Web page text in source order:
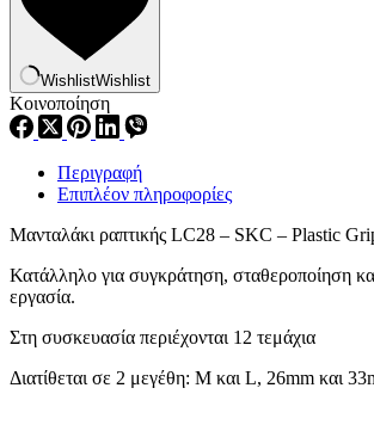
WishlistWishlist
Κοινοποίηση
Περιγραφή
Επιπλέον πληροφορίες
Μανταλάκι ραπτικής LC28 – SKC – Plastic
Κατάλληλο για συγκράτηση, σταθεροποίηση
εργασία.
Στη συσκευασία περιέχονται 12 τεμάχια
Διατίθεται σε 2 μεγέθη: Μ και L, 26mm και